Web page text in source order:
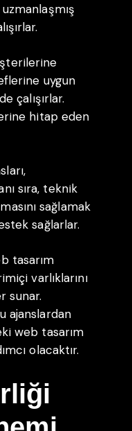
uygun
çalışırlar.
hitap eden
sıra, teknik
sağlamak
sağlarlar.
tasarım
varlıklarını
sunar.
ajanslardan
web tasarım
olacaktır.